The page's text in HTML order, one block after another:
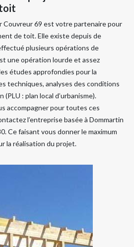
Couvreur 69 est votre partenaire pour
de toit. Elle existe depuis de
plusieurs opérations de
une opération lourde et assez
études approfondies pour la
techniques, analyses des conditions
(PLU : plan local d’urbanisme).
accompagner pour toutes ces
l’entreprise basée à Dommartin
Ce faisant vous donner le maximum
la réalisation du projet.